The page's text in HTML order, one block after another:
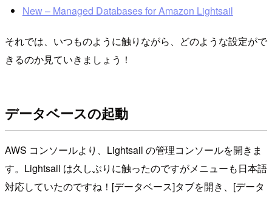
New – Managed Databases for Amazon Lightsail
それでは、いつものように触りながら、どのような設定がで
きるのか見ていきましょう！
データベースの起動
AWS コンソールより、Lightsail の管理コンソールを開きま
す。Lightsail は久しぶりに触ったのですがメニューも日本語
対応していたのですね！[データベース]タブを開き、[データ